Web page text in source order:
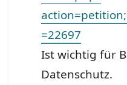
=22697
Ist wichtig für
Datenschutz.